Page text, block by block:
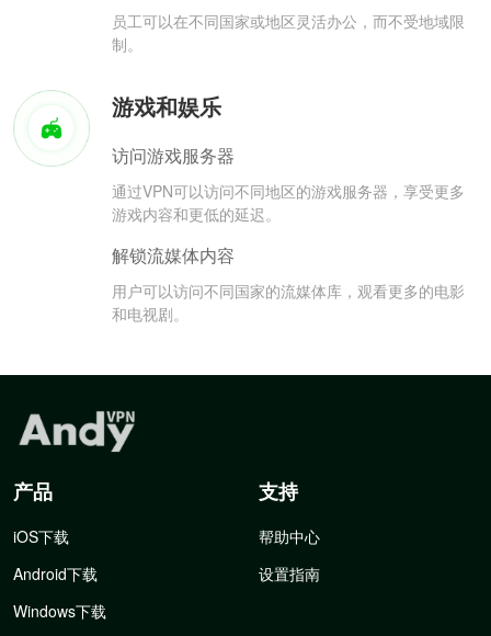
员工可以在不同国家或地区灵活办公，而不受地域限
制。
游戏和娱乐
访问游戏服务器
通过VPN可以访问不同地区的游戏服务器，享受更多
游戏内容和更低的延迟。
解锁流媒体内容
用户可以访问不同国家的流媒体库，观看更多的电影
和电视剧。
产品
iOS下载
Android下载
Windows下载
支持
帮助中心
设置指南